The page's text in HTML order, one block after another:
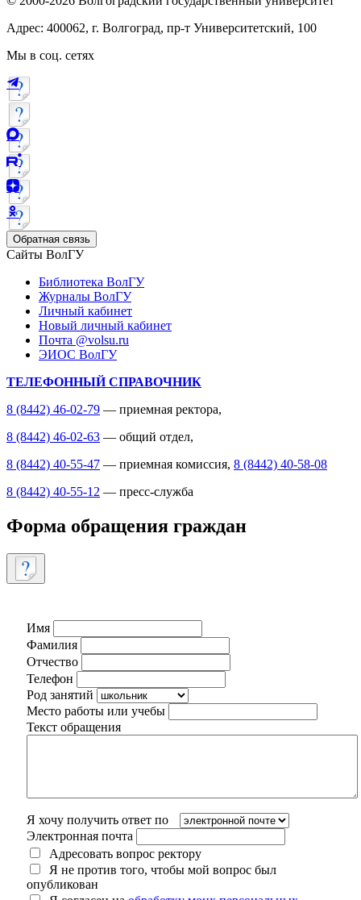
Адрес: 400062, г. Волгоград, пр-т Университетский, 100
Мы в соц. сетях
Обратная связь
Сайты ВолГУ
Библиотека ВолГУ
Журналы ВолГУ
Личный кабинет
Новый личный кабинет
Почта @volsu.ru
ЭИОС ВолГУ
ТЕЛЕФОННЫЙ СПРАВОЧНИК
8 (8442) 46-02-79 — приемная ректора,
8 (8442) 46-02-63 — общий отдел,
8 (8442) 40-55-47 — приемная комиссия, 8 (8442) 40-58-08
8 (8442) 40-55-12 — пресс-служба
Форма обращения граждан
Имя
Фамилия
Отчество
Телефон
Род занятий
Место работы или учебы
Текст обращения
Я хочу получить ответ по
Электронная почта
Адресовать вопрос ректору
Я не против того, чтобы мой вопрос был
опубликован